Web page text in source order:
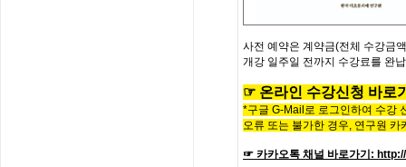
사전 예약은 계약금(전체 수강금
개강 일주일 전까지 수강료를 완
☞ 온라인 수강신청 바로
*구글 G-Mail로 로그인하여 수강
오류 또는 불가한 경우, 연구원 카
☞ 카카오톡 채널 바로가기 :